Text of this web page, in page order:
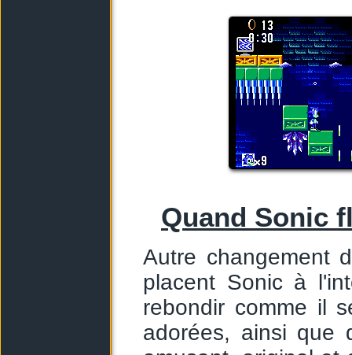
Quand Sonic
Autre changement
placent Sonic à
rebondir comme il
adorées, ainsi que